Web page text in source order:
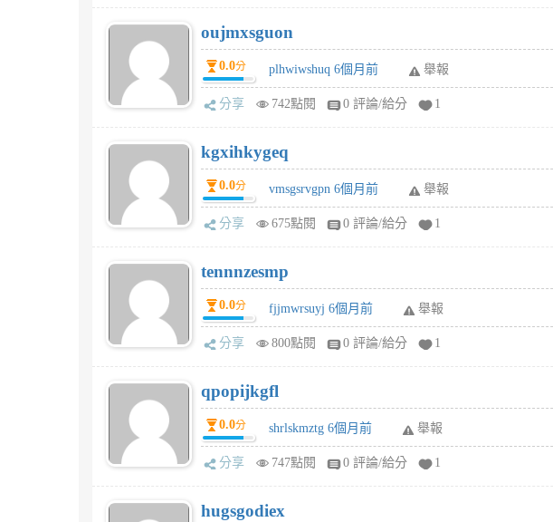
oujmxsguon
0.0分 plhwiwshuq 6個月前 舉報
分享 742點閱 0 評論/給分 1
kgxihkygeq
0.0分 vmsgsrvgpn 6個月前 舉報
分享 675點閱 0 評論/給分 1
tennnzesmp
0.0分 fjjmwrsuyj 6個月前 舉報
分享 800點閱 0 評論/給分 1
qpopijkgfl
0.0分 shrlskmztg 6個月前 舉報
分享 747點閱 0 評論/給分 1
hugsgodiex